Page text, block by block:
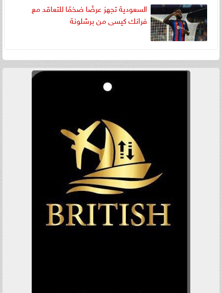
السعودية تجهز عرضًا ضخمًا للتعاقد مع
فرانك كيسى من برشلونة